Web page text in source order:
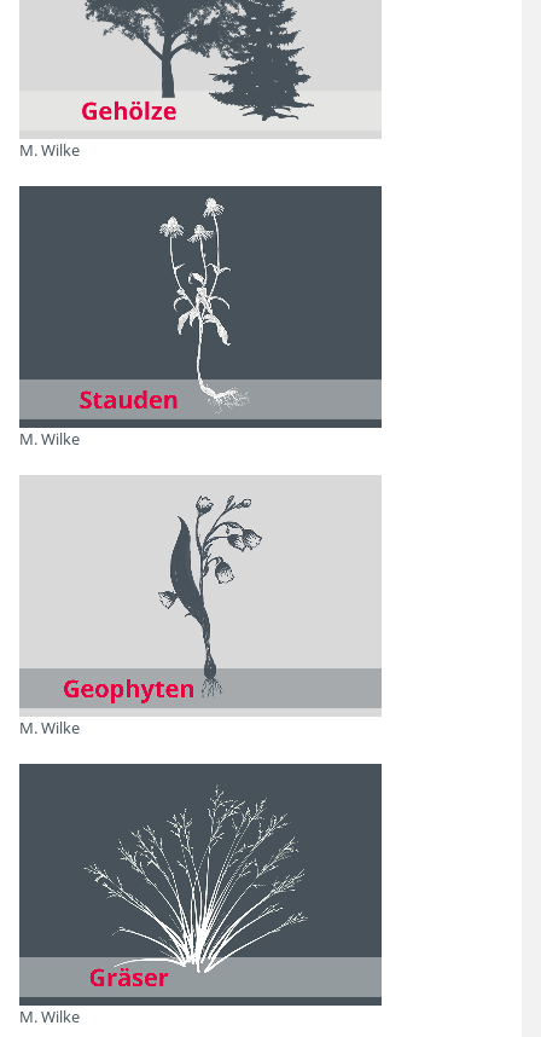
M. Wilke
M. Wilke
M. Wilke
M. Wilke
Filtern
Blütenfarbe
Blütezeit
Duft
Herbstfärbung
13
Filtern